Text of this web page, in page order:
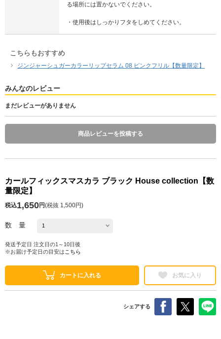
る場所には置かないでください。
・使用後はしっかりフタをしめてください。
こちらもおすすめ
ジンジャーシュガーカラーリップセラム 08 ピンクフリル【数量限定】
みんなのレビュー
まだレビューがありません
商品レビューを投稿する
カールフィックスマスカラ ブラック House collection【数
量限定】
税込1,650円(税抜 1,500円)
数 量
発送予定日 注文日の1～10日後
※お届け予定日の目安は こちら
カートに入れる お気に入り
シェアする